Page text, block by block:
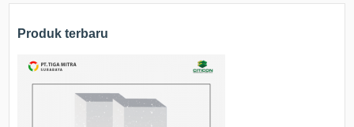
Produk terbaru